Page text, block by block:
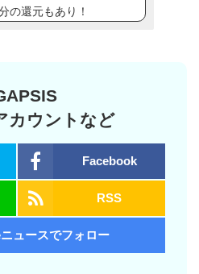
の還元もあり！
カウントなど
Facebook
RSS
ュースでフォロー